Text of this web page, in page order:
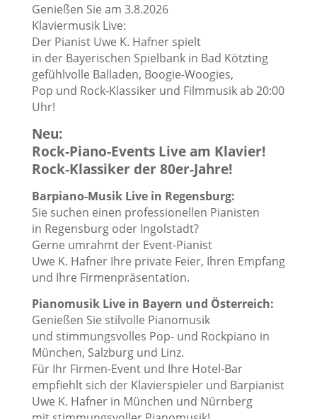
Genießen Sie am 3.8.2026
Klaviermusik Live:
Der Pianist Uwe K. Hafner spielt
in der Bayerischen Spielbank in Bad Kötzting
gefühlvolle Balladen, Boogie-Woogies,
Pop und Rock-Klassiker und Filmmusik ab 20:00
Uhr!
Neu:
Rock-Piano-Events Live am Klavier!
Rock-Klassiker der 80er-Jahre!
Barpiano-Musik Live in Regensburg:
Sie suchen einen professionellen Pianisten
in Regensburg oder Ingolstadt?
Gerne umrahmt der Event-Pianist
Uwe K. Hafner Ihre private Feier, Ihren Empfang
und Ihre Firmenpräsentation.
Pianomusik Live in Bayern und Österreich:
Genießen Sie stilvolle Pianomusik
und stimmungsvolles Pop- und Rockpiano in
München, Salzburg und Linz.
Für Ihr Firmen-Event und Ihre Hotel-Bar
empfiehlt sich der Klavierspieler und Barpianist
Uwe K. Hafner in München und Nürnberg